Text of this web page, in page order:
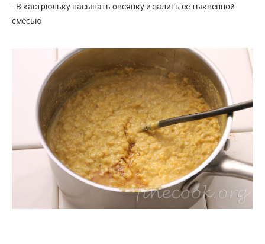
- В кастрюльку насыпать овсянку и залить её тыквенной
смесью